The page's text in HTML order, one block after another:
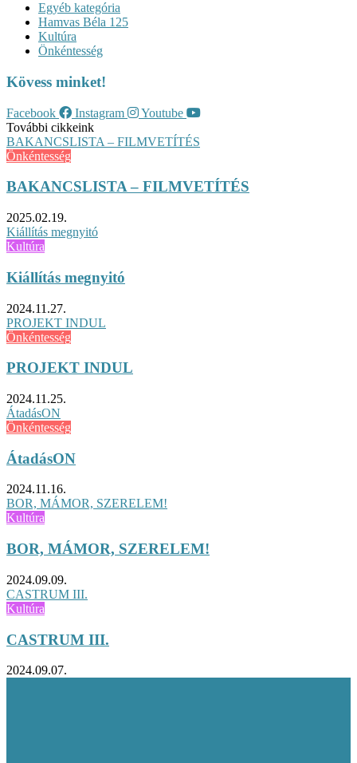
Egyéb kategória
Hamvas Béla 125
Kultúra
Önkéntesség
Kövess minket!
Facebook Instagram
Youtube
További cikkeink
BAKANCSLISTA – FILMVETÍTÉS
Önkéntesség
BAKANCSLISTA – FILMVETÍTÉS
2025.02.19.
Kiállítás megnyitó
Kultúra
Kiállítás megnyitó
2024.11.27.
PROJEKT INDUL
Önkéntesség
PROJEKT INDUL
2024.11.25.
ÁtadásON
Önkéntesség
ÁtadásON
2024.11.16.
BOR, MÁMOR, SZERELEM!
Kultúra
BOR, MÁMOR, SZERELEM!
2024.09.09.
CASTRUM III.
Kultúra
CASTRUM III.
2024.09.07.